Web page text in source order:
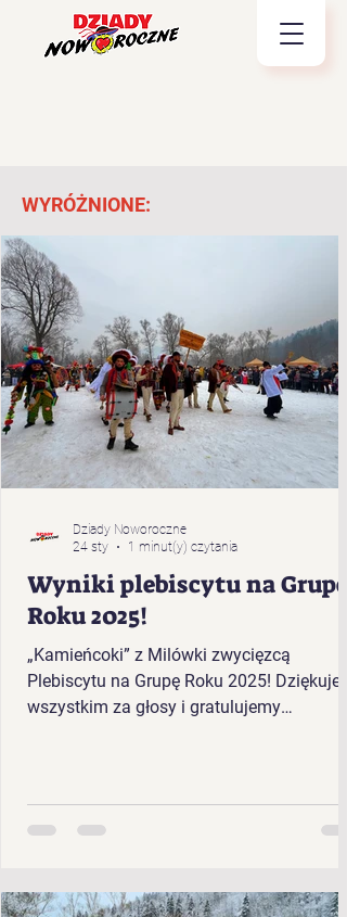
WYRÓŻNIONE:
Wyniki plebiscytu na Grupę
Roku 2025!
„Kamieńcoki” z Milówki zwycięzcą
Plebiscytu na Grupę Roku 2025!
wszystkim za głosy i gratulujemy
Dziady Noworoczne
24 sty
1 minut(y) czytania